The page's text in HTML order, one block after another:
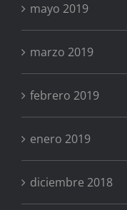
mayo 2019
marzo 2019
febrero 2019
enero 2019
diciembre 2018